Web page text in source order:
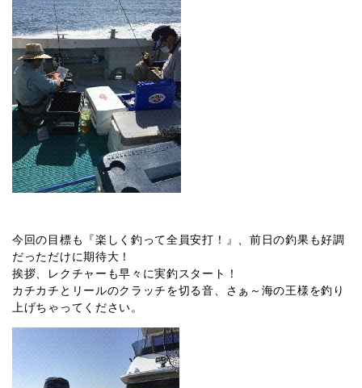
今回の目標も『楽しく釣って全員安打！』、前日の釣果も好調
だっただけに期待大！
挨拶、レクチャーも早々に実釣スタート！
カチカチとリールのクラッチを切る音、さぁ～海の王様を釣り
上げちゃってください。